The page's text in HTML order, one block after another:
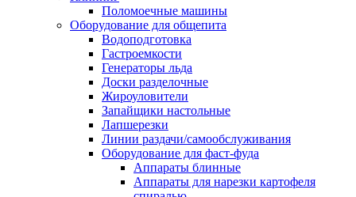
Поломоечные машины
Оборудование для общепита
Водоподготовка
Гастроемкости
Генераторы льда
Доски разделочные
Жироуловители
Запайщики настольные
Лапшерезки
Линии раздачи/самообслуживания
Оборудование для фаст-фуда
Аппараты блинные
Аппараты для нарезки картофеля